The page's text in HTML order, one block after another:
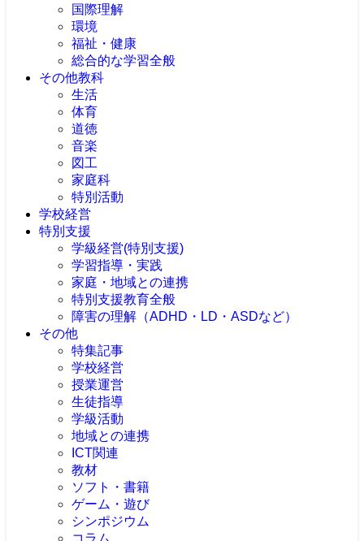
国際理解
環境
福祉・健康
総合的な学習全般
その他教科
生活
体育
道徳
音楽
図工
家庭科
特別活動
学校経営
特別支援
学級経営(特別支援)
学習指導・実践
家庭・地域との連携
特別支援教育全般
障害の理解（ADHD・LD・ASDなど）
その他
特集記事
学校経営
授業運営
生徒指導
学級活動
地域との連携
ICT関連
教材
ソフト・書籍
ゲーム・遊び
シンポジウム
コラム